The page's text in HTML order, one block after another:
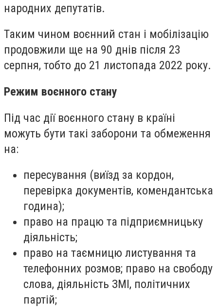
народних депутатів.
Таким чином воєнний стан і мобілізацію
продовжили ще на 90 днів після 23
серпня, тобто до 21 листопада 2022 року.
Режим воєнного стану
Під час дії воєнного стану в країні
можуть бути такі заборони та обмеження
на:
пересування (виїзд за кордон,
перевірка документів, комендантська
година);
право на працю та підприємницьку
діяльність;
право на таємницю листування та
телефонних розмов; право на свободу
слова, діяльність ЗМІ, політичних
партій;